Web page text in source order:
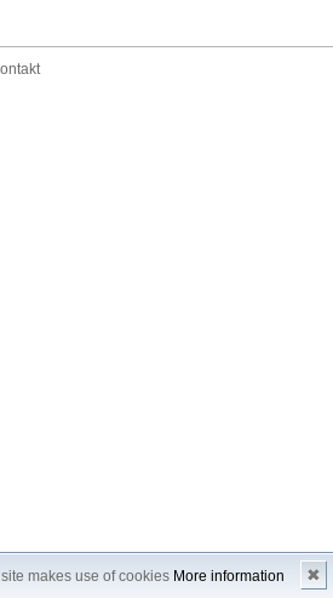
makes use of cookies More information ✖